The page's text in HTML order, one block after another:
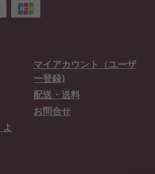
マイアカウント（ユーザ
ー登録)
配送・送料
お問合せ